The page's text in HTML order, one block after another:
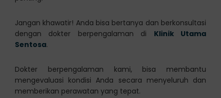
Jangan khawatir! Anda bisa bertanya dan berkonsultasi
dengan dokter berpengalaman di Klinik Utama
Sentosa.
Dokter berpengalaman kami, bisa membantu
mengevaluasi kondisi Anda secara menyeluruh dan
memberikan perawatan yang tepat.